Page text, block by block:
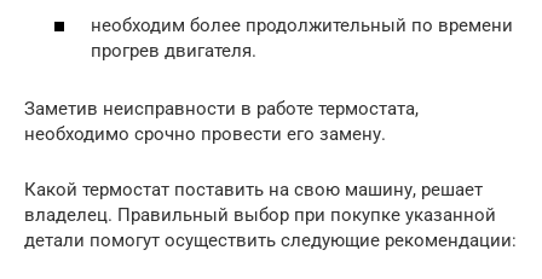
необходим более продолжительный по времени
прогрев двигателя.
Заметив неисправности в работе термостата,
необходимо срочно провести его замену.
Какой термостат поставить на свою машину, решает
владелец. Правильный выбор при покупке указанной
детали помогут осуществить следующие рекомендации: